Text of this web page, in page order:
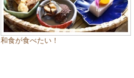
和食が食べたい！